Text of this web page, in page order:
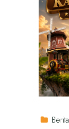
Berita